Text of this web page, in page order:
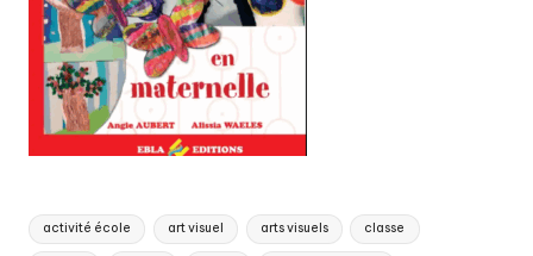
Tags:
activité école art visuel arts visuels classe